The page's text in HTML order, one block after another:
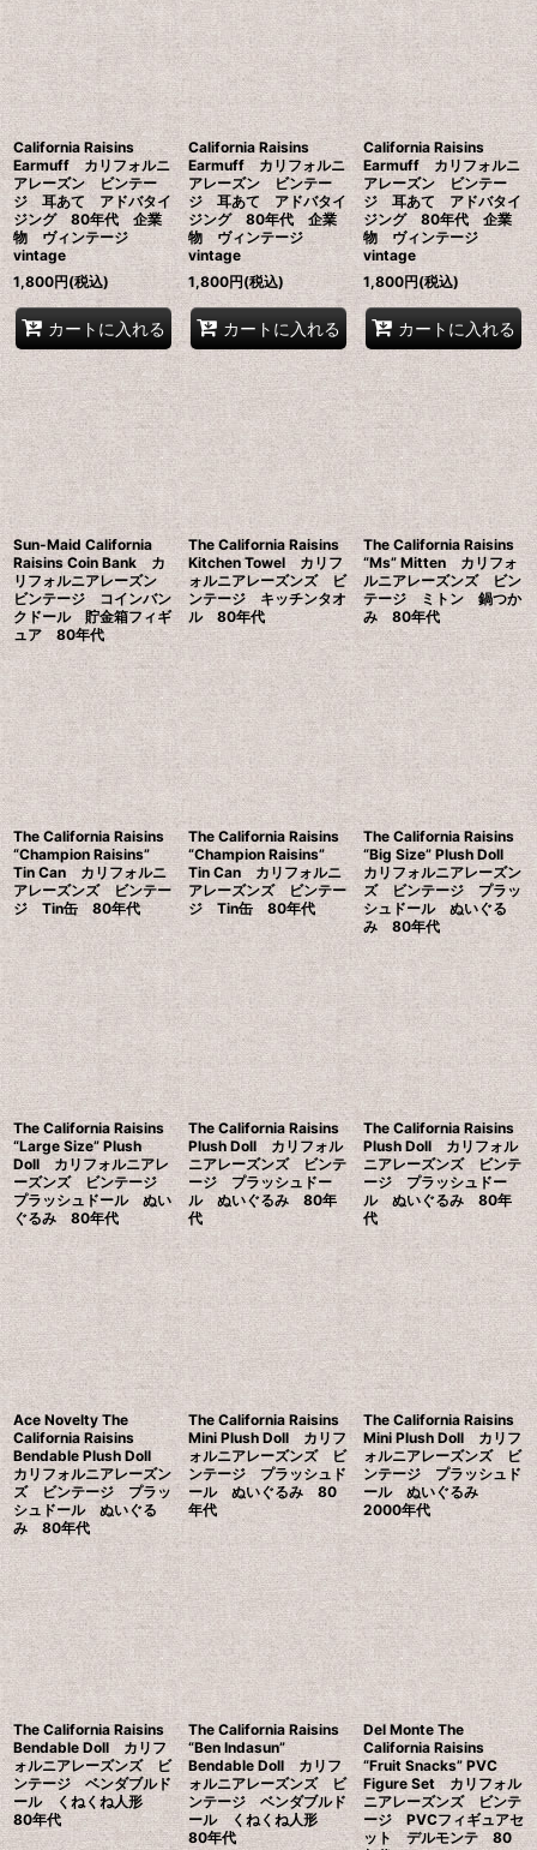
California Raisins
Earmuff カリフォルニ
アレーズン ビンテー
ジ 耳あて アドバタイ
ジング 80年代 企業
物 ヴィンテージ
vintage
1,800円(税込)
カートに入れる
California Raisins
Earmuff カリフォルニ
アレーズン ビンテー
ジ 耳あて アドバタイ
ジング 80年代 企業
物 ヴィンテージ
vintage
1,800円(税込)
カートに入れる
California Raisins
Earmuff カリフォルニ
アレーズン ビンテー
ジ 耳あて アドバタイ
ジング 80年代 企業
物 ヴィンテージ
vintage
1,800円(税込)
カートに入れる
Sun-Maid California
Raisins Coin Bank カ
リフォルニアレーズン
ビンテージ コインバン
クドール 貯金箱フィギ
ュア 80年代
The California Raisins
Kitchen Towel カリフ
ォルニアレーズンズ ビ
ンテージ キッチンタオ
ル 80年代
The California Raisins
“Ms” Mitten カリフォ
ルニアレーズンズ ビン
テージ ミトン 鍋つか
み 80年代
The California Raisins
“Champion Raisins”
Tin Can カリフォルニ
アレーズンズ ビンテー
ジ Tin缶 80年代
The California Raisins
“Champion Raisins”
Tin Can カリフォルニ
アレーズンズ ビンテー
ジ Tin缶 80年代
The California Raisins
“Big Size” Plush Doll
カリフォルニアレーズン
ズ ビンテージ プラッ
シュドール ぬいぐる
み 80年代
The California Raisins
“Large Size” Plush
Doll カリフォルニアレ
ーズンズ ビンテージ
プラッシュドール ぬい
ぐるみ 80年代
The California Raisins
Plush Doll カリフォル
ニアレーズンズ ビンテ
ージ プラッシュドー
ル ぬいぐるみ 80年
代
The California Raisins
Plush Doll カリフォル
ニアレーズンズ ビンテ
ージ プラッシュドー
ル ぬいぐるみ 80年
代
Ace Novelty The
California Raisins
Bendable Plush Doll
カリフォルニアレーズン
ズ ビンテージ プラッ
シュドール ぬいぐる
み 80年代
The California Raisins
Mini Plush Doll カリフ
ォルニアレーズンズ ビ
ンテージ プラッシュド
ール ぬいぐるみ 80
年代
The California Raisins
Mini Plush Doll カリフ
ォルニアレーズンズ ビ
ンテージ プラッシュド
ール ぬいぐるみ
2000年代
The California Raisins
Bendable Doll カリフ
ォルニアレーズンズ ビ
ンテージ ベンダブルド
ール くねくね人形
80年代
The California Raisins
“Ben Indasun”
Bendable Doll カリフ
ォルニアレーズンズ ビ
ンテージ ベンダブルド
ール くねくね人形
80年代
Del Monte The
California Raisins
“Fruit Snacks” PVC
Figure Set カリフォル
ニアレーズンズ ビンテ
ージ PVCフィギュアセ
ット デルモンテ 80